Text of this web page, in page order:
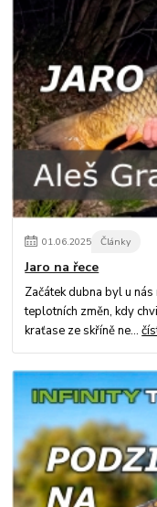
01.06.2025 Články
Jaro na řece
Začátek dubna byl u
teplotních změn, kdy
kraťase ze skříně ne...